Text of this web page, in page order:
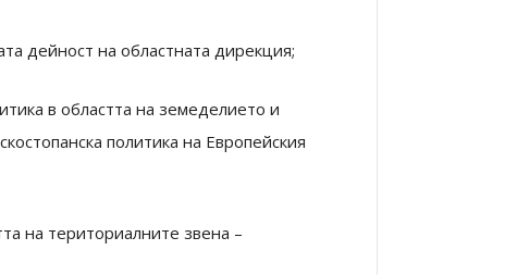
дейност на областната дирекция;
в областта на земеделието и
политика на Европейския
на териториалните звена –